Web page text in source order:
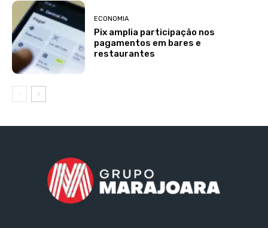
ECONOMIA
Pix amplia participação nos
pagamentos em bares e
restaurantes